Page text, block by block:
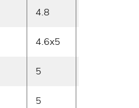
4.8
4.6x5
5
5